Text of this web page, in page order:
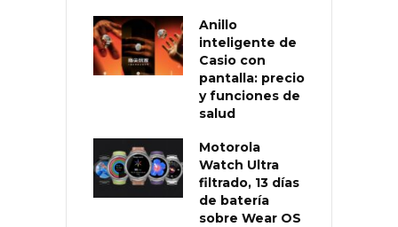
Anillo
inteligente de
Casio con
pantalla: precio
y funciones de
salud
Motorola
Watch Ultra
filtrado, 13 días
de batería
sobre Wear OS